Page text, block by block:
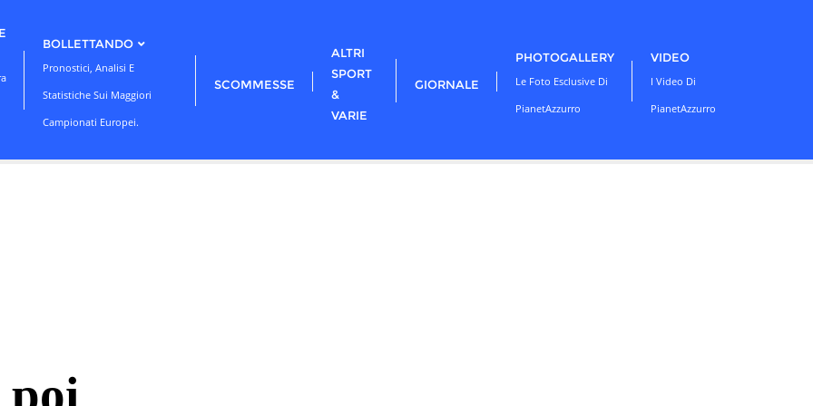
BOLLETTANDO
Pronostici, Analisi E
Statistiche Sui Maggiori
Campionati Europei.
SCOMMESSE
ALTRI
SPORT
&
VARIE
GIORNALE
PHOTOGALLERY
Le Foto Esclusive Di
PianetAzzurro
VIDEO
I Video Di
PianetAzzurro
poi